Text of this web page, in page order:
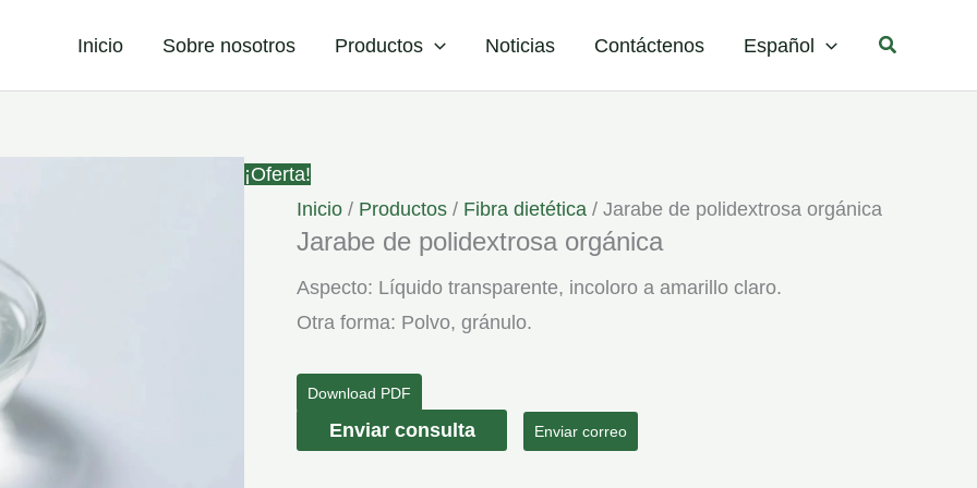
Inicio Sobre nosotros Productos Noticias Contáctenos Español Buscar
¡Oferta!
Inicio / Productos / Fibra dietética / Jarabe de polidextrosa orgánica
Jarabe de polidextrosa orgánica
Aspecto: Líquido transparente, incoloro a amarillo claro.
Otra forma: Polvo, gránulo.
Download PDF
JarabeEnviar consulta Enviar correo